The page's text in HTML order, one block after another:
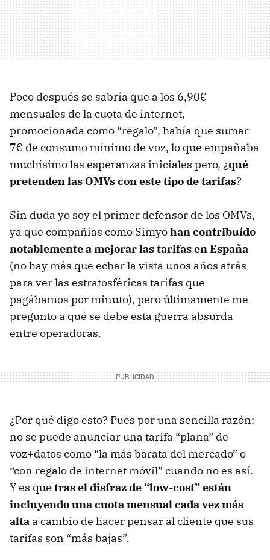
Poco después se sabría que a los 6,90€
mensuales de la cuota de internet,
promocionada como “regalo”, había que sumar
7€ de consumo mínimo de voz, lo que empañaba
muchísimo las esperanzas iniciales pero, ¿qué
pretenden las OMVs con este tipo de tarifas?
Sin duda yo soy el primer defensor de los OMVs,
ya que compañías como Simyohan contribuído
notablemente a mejorar las tarifas en España
(no hay más que echar la vista unos años atrás
para ver las estratosféricas tarifas que
pagábamos por minuto), pero últimamente me
pregunto a qué se debe esta guerra absurda
entre operadoras.
¿Por qué digo esto? Pues por una sencilla razón:
no se puede anunciar una tarifa “plana” de
voz+datos como “la más barata del mercado” o
“con regalo de internet móvil” cuando no es así.
Y es que tras el disfraz de “low-cost” están
incluyendo una cuota mensual cada vez más
alta a cambio de hacer pensar al cliente que sus
tarifas son “más bajas”.